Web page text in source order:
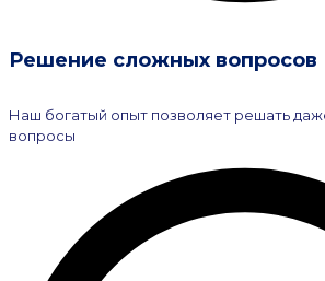
Решение сложных вопросов
Наш богатый опыт позволяет решать
вопросы